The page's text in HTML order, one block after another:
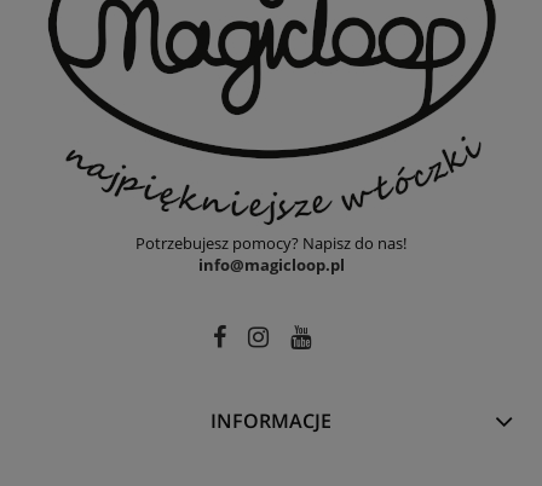
Potrzebujesz pomocy? Napisz do nas!
info@magicloop.pl
INFORMACJE